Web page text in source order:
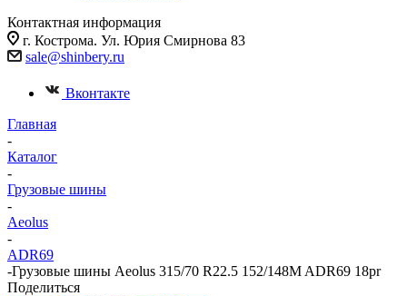
Контактная информация
г. Кострома. Ул. Юрия Смирнова 83
sale@shinbery.ru
Вконтакте
Главная
-
Каталог
-
Грузовые шины
-
Aeolus
-
ADR69
-Грузовые шины Aeolus 315/70 R22.5 152/148M ADR69 18pr
Поделиться